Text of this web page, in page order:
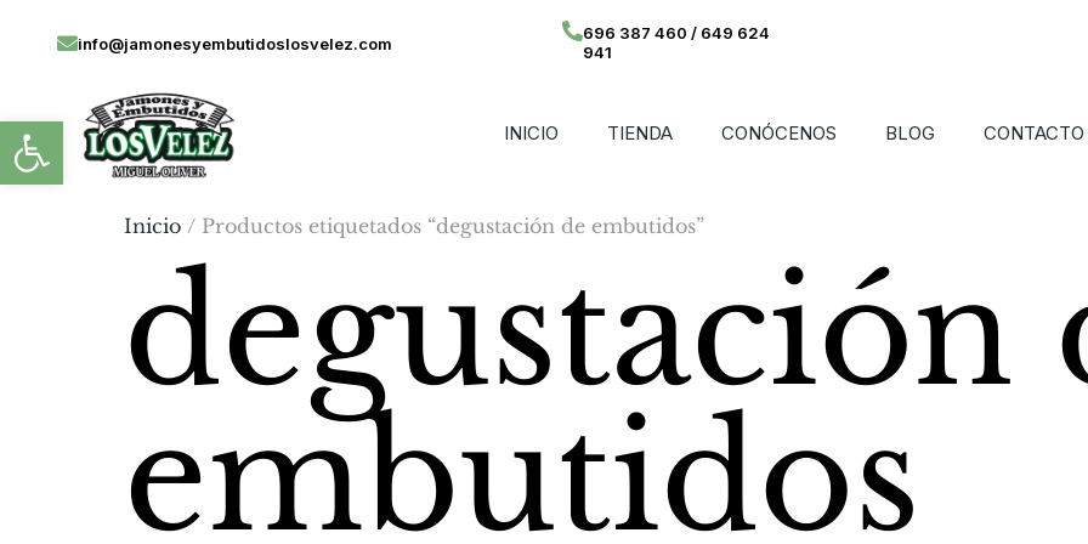
Abrir barra de herramientas
info@jamonesyembutidoslosvelez.com
696 387 460 / 649 624
941
INICIO TIENDA CONÓCENOS BLOG CONTACTO
Inicio / Productos etiquetados “degustación de embutidos”
degustación
embutidos